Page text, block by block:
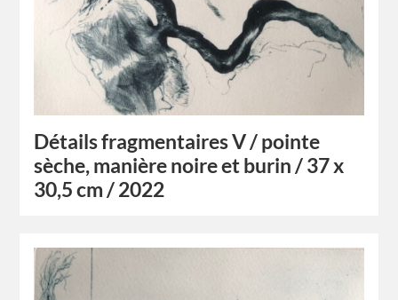
Détails fragmentaires V / pointe
sèche, manière noire et burin / 37 x
30,5 cm / 2022